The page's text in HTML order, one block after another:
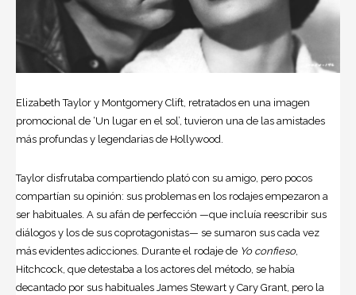
Elizabeth Taylor y Montgomery Clift, retratados en una imagen
promocional de ‘Un lugar en el sol’, tuvieron una de las amistades
más profundas y legendarias de Hollywood.
Taylor disfrutaba compartiendo plató con su amigo, pero pocos
compartían su opinión: sus problemas en los rodajes empezaron a
ser habituales. A su afán de perfección —que incluía reescribir sus
diálogos y los de sus coprotagonistas— se sumaron sus cada vez
más evidentes adicciones. Durante el rodaje de Yo confieso,
Hitchcock, que detestaba a los actores del método, se había
decantado por sus habituales James Stewart y Cary Grant, pero la